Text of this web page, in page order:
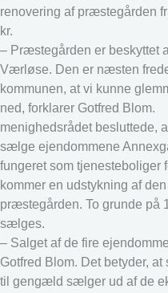
renovering af præstegården
kr.
– Præstegården er beskyttet
Værløse. Den er næsten
kommunen, at vi kunne
ned, forklarer Gotfred Blom.
menighedsrådet besluttede,
sælge ejendommene
fungeret som tjenesteboliger
kommer en udstykning af
præstegården. To grunde på
sælges.
– Salget af de fire
Gotfred Blom. Det betyder,
til gengæld sælger ud af de